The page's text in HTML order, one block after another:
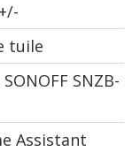
tuile
SNZB-
Assistant